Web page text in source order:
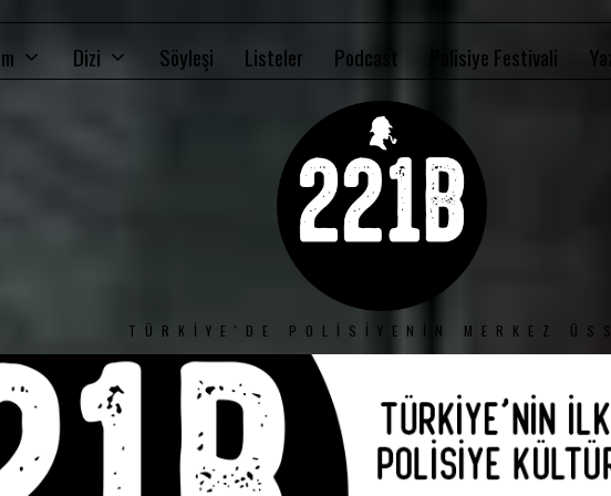
Dizi Söyleşi Listeler Podcast Polisiye Festivali
TÜRKIYE'DE POLISIYENIN MERKEZ